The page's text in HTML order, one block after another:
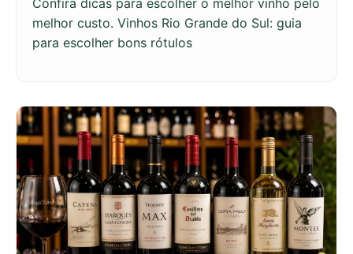
melhor custo. Vinhos Rio Grande do Sul: guia
para escolher bons rótulos